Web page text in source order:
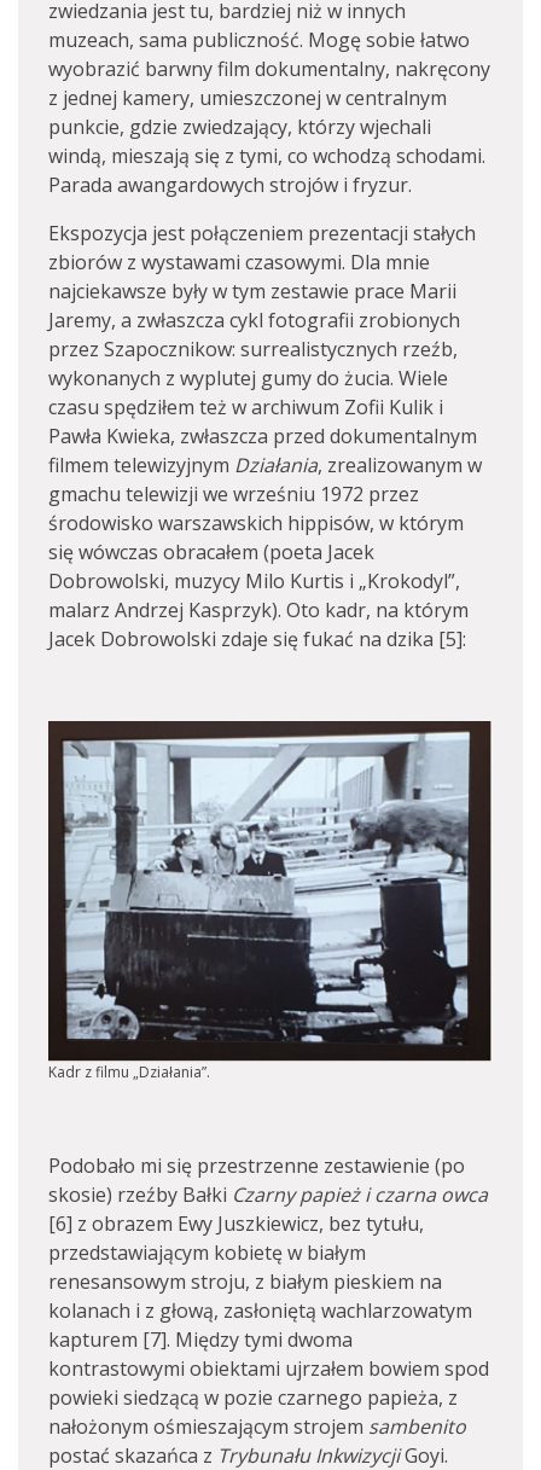
zwiedzania jest tu, bardziej niż w innych
muzeach, sama publiczność. Mogę sobie łatwo
wyobrazić barwny film dokumentalny, nakręcony
z jednej kamery, umieszczonej w centralnym
punkcie, gdzie zwiedzający, którzy wjechali
windą, mieszają się z tymi, co wchodzą schodami.
Parada awangardowych strojów i fryzur.
Ekspozycja jest połączeniem prezentacji stałych
zbiorów z wystawami czasowymi. Dla mnie
najciekawsze były w tym zestawie prace Marii
Jaremy, a zwłaszcza cykl fotografii zrobionych
przez Szapocznikow: surrealistycznych rzeźb,
wykonanych z wyplutej gumy do żucia. Wiele
czasu spędziłem też w archiwum Zofii Kulik i
Pawła Kwieka, zwłaszcza przed dokumentalnym
filmem telewizyjnym Działania, zrealizowanym w
gmachu telewizji we wrześniu 1972 przez
środowisko warszawskich hippisów, w którym
się wówczas obracałem (poeta Jacek
Dobrowolski, muzycy Milo Kurtis i „Krokodyl”,
malarz Andrzej Kasprzyk). Oto kadr, na którym
Jacek Dobrowolski zdaje się fukać na dzika [5]:
Kadr z filmu „Działania”.
Podobało mi się przestrzenne zestawienie (po
skosie) rzeźby Bałki Czarny papież i czarna owca
[6] z obrazem Ewy Juszkiewicz, bez tytułu,
przedstawiającym kobietę w białym
renesansowym stroju, z białym pieskiem na
kolanach i z głową, zasłoniętą wachlarzowatym
kapturem [7]. Między tymi dwoma
kontrastowymi obiektami ujrzałem bowiem spod
powieki siedzącą w pozie czarnego papieża, z
nałożonym ośmieszającym strojem sambenito
postać skazańca z Trybunału InkwizycjiGoyi.